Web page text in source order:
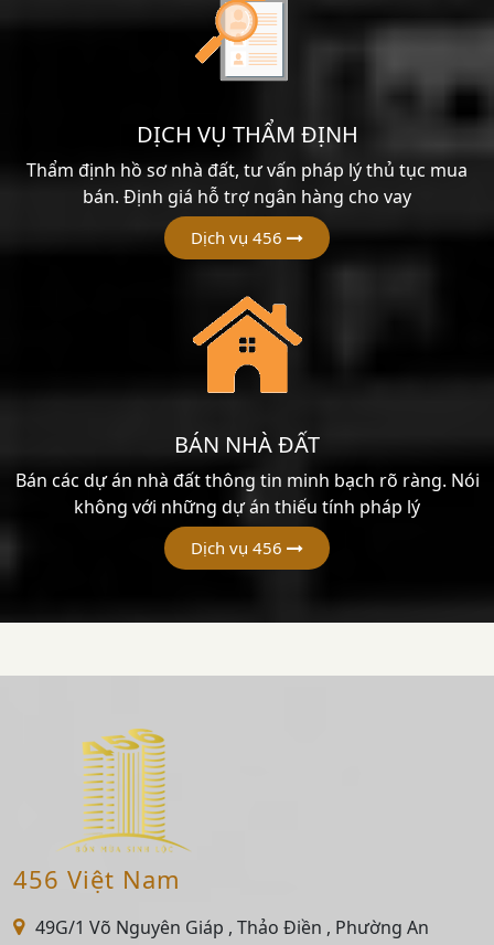
DỊCH VỤ THẨM ĐỊNH
Thẩm định hồ sơ nhà đất, tư vấn pháp lý thủ tục mua
bán. Định giá hỗ trợ ngân hàng cho vay
Dịch vụ 456
BÁN NHÀ ĐẤT
Bán các dự án nhà đất thông tin minh bạch rõ ràng. Nói
không với những dự án thiếu tính pháp lý
Dịch vụ 456
456 Việt Nam
49G/1 Võ Nguyên Giáp , Thảo Điền , Phường An